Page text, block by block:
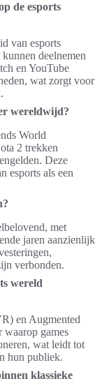
de esports
van esports
deelnemen
en YouTube
wat zorgt voor
wereldwijd?
World
2 trekken
Deze
esports als een
met
jaren aanzienlijk
verbonden.
wereld
en Augmented
waarop games
wat leidt tot
hun publiek.
klassieke